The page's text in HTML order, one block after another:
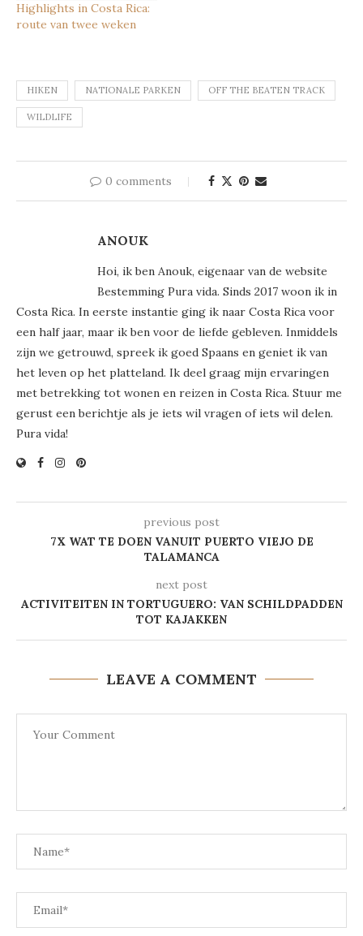
Highlights in Costa Rica:
route van twee weken
HIKEN NATIONALE PARKEN OFF THE BEATEN TRACK
WILDLIFE
0 comments
ANOUK
Hoi, ik ben Anouk, eigenaar van de website
Bestemming Pura vida. Sinds 2017 woon ik in
Costa Rica. In eerste instantie ging ik naar Costa Rica voor
een half jaar, maar ik ben voor de liefde gebleven. Inmiddels
zijn we getrouwd, spreek ik goed Spaans en geniet ik van
het leven op het platteland. Ik deel graag mijn ervaringen
met betrekking tot wonen en reizen in Costa Rica. Stuur me
gerust een berichtje als je iets wil vragen of iets wil delen.
Pura vida!
previous post
7X WAT TE DOEN VANUIT PUERTO VIEJO DE
TALAMANCA
next post
ACTIVITEITEN IN TORTUGUERO: VAN SCHILDPADDEN
TOT KAJAKKEN
LEAVE A COMMENT